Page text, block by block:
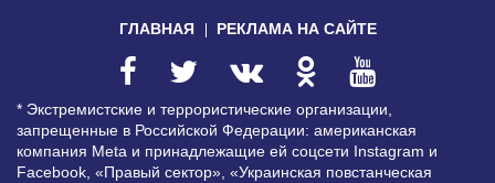
ГЛАВНАЯ РЕКЛАМА НА САЙТЕ
* Экстремистские и террористические организации,
запрещенные в Российской Федерации: американская
компания Meta и принадлежащие ей соцсети Instagram и
Facebook, «Правый сектор», «Украинская повстанческая